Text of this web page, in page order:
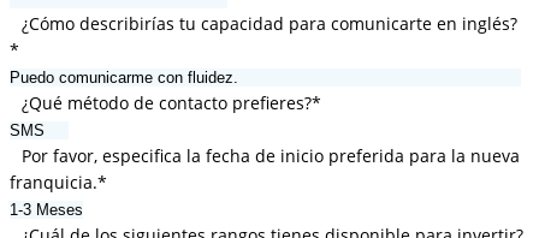
¿Cómo describirías tu capacidad para comunicarte en inglés?
*
¿Qué método de contacto prefieres?*
Por favor, especifica la fecha de inicio preferida para la nueva
franquicia.*